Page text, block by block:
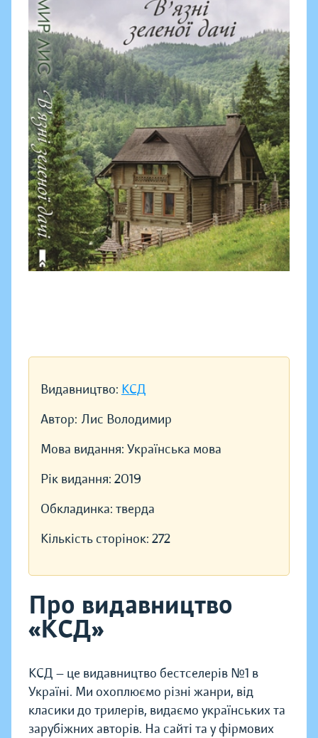
Видавництво: КСД
Автор: Лис Володимир
Мова видання: Українська мова
Рік видання: 2019
Обкладинка: тверда
Кількість сторінок: 272
Про видавництво
«КСД»
КСД — це видавництво бестселерів №1 в
Україні. Ми охоплюємо різні жанри, від
класики до трилерів, видаємо українських та
зарубіжних авторів. На сайті та у фірмових